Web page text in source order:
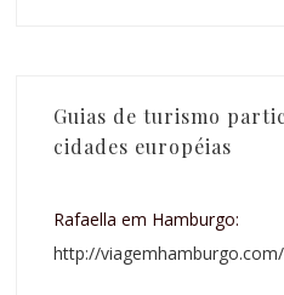
Guias de turismo
cidades européias
Rafaella em Hamburgo:
http://viagemhamburgo.com/